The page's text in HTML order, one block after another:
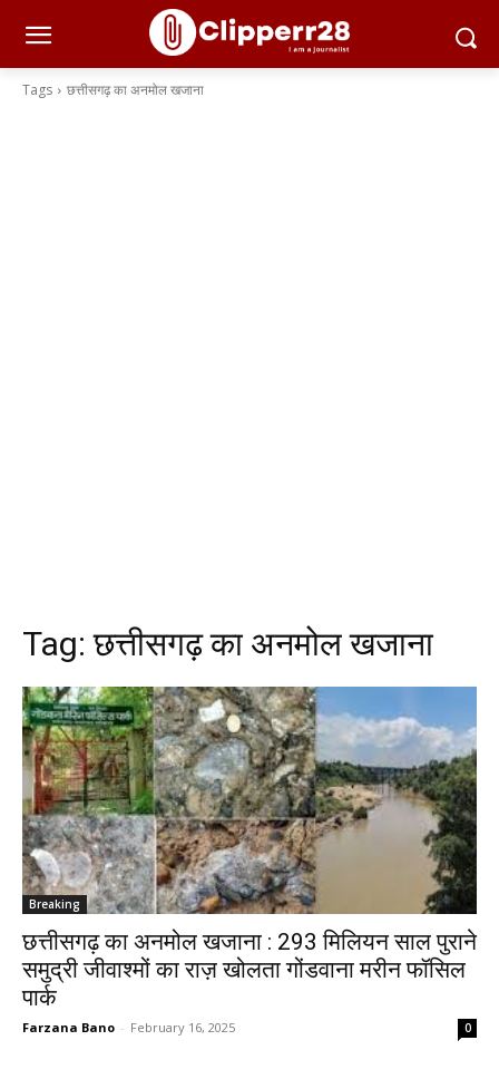
Tags छत्तीसगढ़ का अनमोल खजाना
Tag:छत्तीसगढ़ का अनमोल खजाना
Breaking
छत्तीसगढ़ का अनमोल खजाना : 293 मिलियन साल पुराने
समुद्री जीवाश्मों का राज़ खोलता गोंडवाना मरीन फॉसिल
पार्क
Farzana Bano - February 16, 2025 0